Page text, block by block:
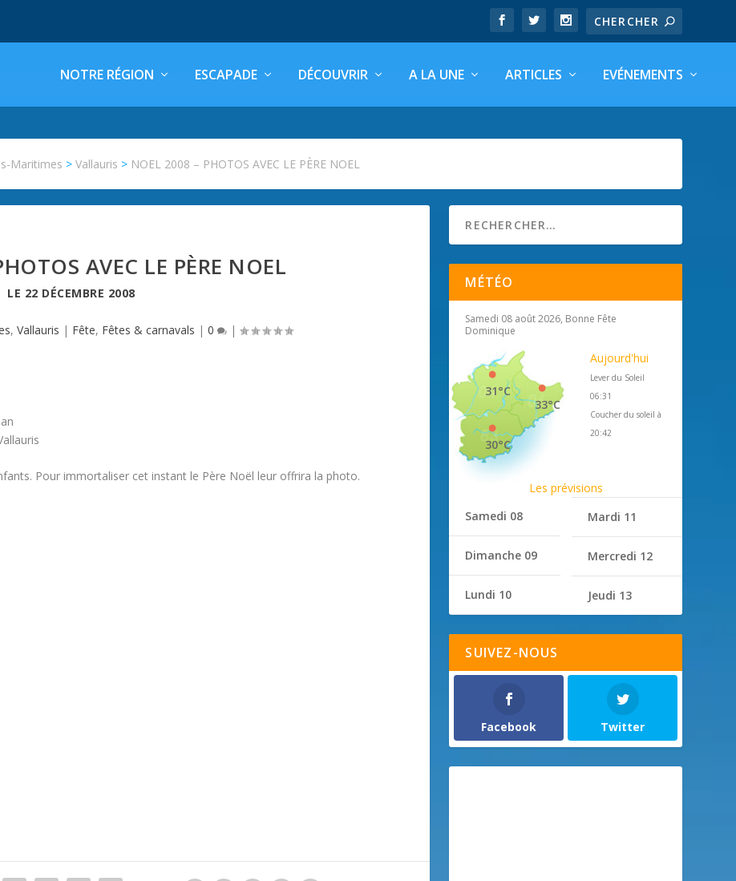
NOTRE RÉGION ESCAPADE DÉCOUVRIR A LA UNE ARTICLES EVÉNEMENTS
Maritimes >Vallauris > NOEL 2008 – PHOTOS AVEC LE PÈRE NOEL
AVEC LE PÈRE NOEL
LE 22 DÉCEMBRE 2008
,Vallauris | Fête, Fêtes & carnavals |0 |
Pour immortaliser cet instant le Père Noël leur offrira la photo.
MÉTÉO
Samedi 08 août 2026, Bonne Fête
Dominique
33°C
31°C
30°C
Aujourd'hui
Lever du Soleil
06:31
Coucher du soleil à
20:42
Les prévisions
Samedi 08
Dimanche 09
Lundi 10
Mardi 11
Mercredi 12
Jeudi 13
SUIVEZ-NOUS
Facebook Twitter